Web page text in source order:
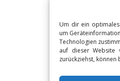
Um dir ein
um
Technologien
auf dieser Website
zurückziehst,